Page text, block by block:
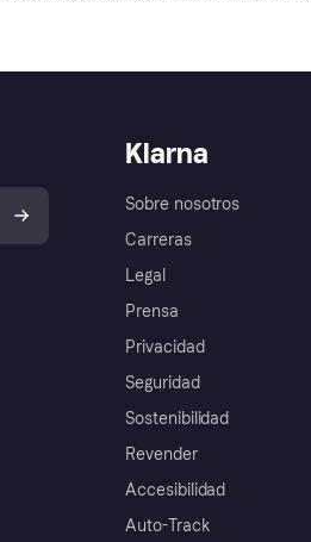
Klarna
Sobre nosotros
Carreras
Legal
Prensa
Privacidad
Seguridad
Sostenibilidad
Revender
Accesibilidad
Auto-Track